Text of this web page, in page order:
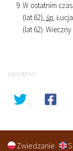
W ostatnim
(lat 62), śp.
(lat 62).
UDOSTĘPNIJ
Zwiedzanie